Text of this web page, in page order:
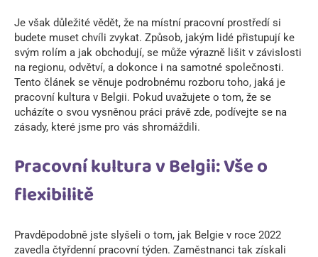
Je však důležité vědět, že na místní pracovní prostředí si
budete muset chvíli zvykat. Způsob, jakým lidé přistupují ke
svým rolím a jak obchodují, se může výrazně lišit v závislosti
na regionu, odvětví, a dokonce i na samotné společnosti.
Tento článek se věnuje podrobnému rozboru toho, jaká je
pracovní kultura v Belgii. Pokud uvažujete o tom, že se
ucházíte o svou vysněnou práci právě zde, podívejte se na
zásady, které jsme pro vás shromáždili.
Pracovní kultura v Belgii: Vše o
flexibilitě
Pravděpodobně jste slyšeli o tom, jak Belgie v roce 2022
zavedla čtyřdenní pracovní týden. Zaměstnanci tak získali